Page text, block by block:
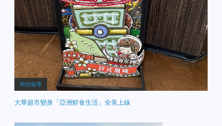
商情報導
大華超市變身「亞洲鮮食生活」全美上線